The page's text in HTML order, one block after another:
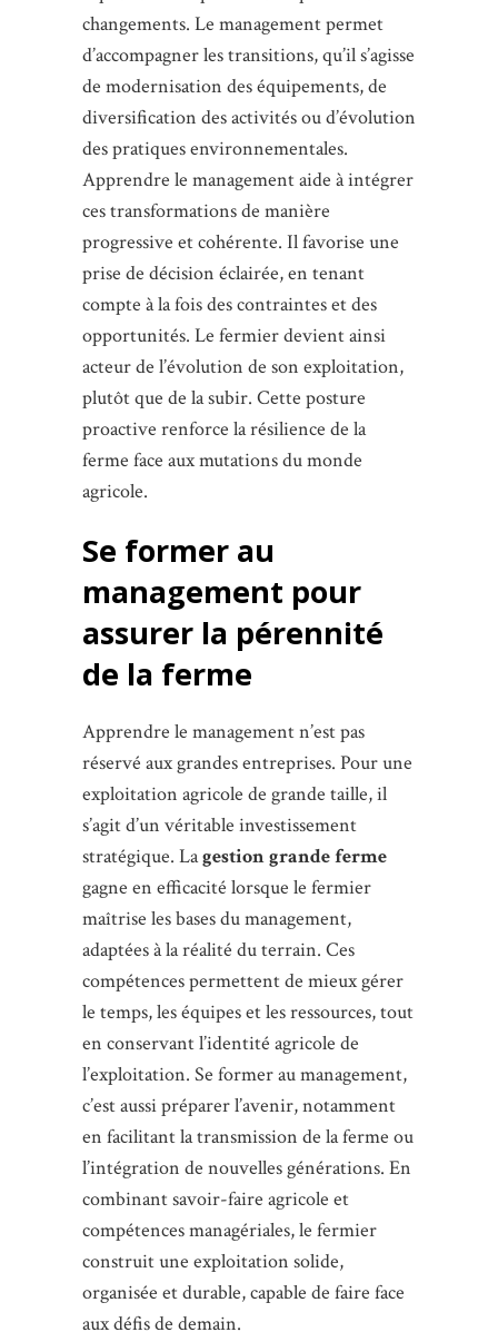
changements. Le management permet
d’accompagner les transitions, qu’il s’agisse
de modernisation des équipements, de
diversification des activités ou d’évolution
des pratiques environnementales.
Apprendre le management aide à intégrer
ces transformations de manière
progressive et cohérente. Il favorise une
prise de décision éclairée, en tenant
compte à la fois des contraintes et des
opportunités. Le fermier devient ainsi
acteur de l’évolution de son exploitation,
plutôt que de la subir. Cette posture
proactive renforce la résilience de la
ferme face aux mutations du monde
agricole.
Se former au
management pour
assurer la pérennité
de la ferme
Apprendre le management n’est pas
réservé aux grandes entreprises. Pour une
exploitation agricole de grande taille, il
s’agit d’un véritable investissement
stratégique. Lagestion grande ferme
gagne en efficacité lorsque le fermier
maîtrise les bases du management,
adaptées à la réalité du terrain. Ces
compétences permettent de mieux gérer
le temps, les équipes et les ressources, tout
en conservant l’identité agricole de
l’exploitation. Se former au management,
c’est aussi préparer l’avenir, notamment
en facilitant la transmission de la ferme ou
l’intégration de nouvelles générations. En
combinant savoir-faire agricole et
compétences managériales, le fermier
construit une exploitation solide,
organisée et durable, capable de faire face
aux défis de demain.